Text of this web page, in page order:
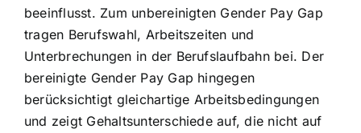
beeinflusst. Zum unbereinigten Gender Pay Gap
tragen Berufswahl, Arbeitszeiten und
Unterbrechungen in der Berufslaufbahn bei. Der
bereinigte Gender Pay Gap hingegen
berücksichtigt gleichartige Arbeitsbedingungen
und zeigt Gehaltsunterschiede auf, die nicht auf